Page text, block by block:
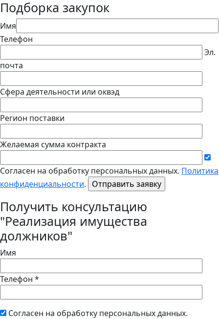
Подборка закупок
Имя
Телефон
Эл.
почта
Сфера деятельности или оквэд
Регион поставки
Желаемая сумма контракта
Согласен на обработку персональных данных. Политика
конфиденциальности.
Получить консультацию
"Реализация имущества
должников"
Имя
Телефон *
Согласен на обработку персональных данных.